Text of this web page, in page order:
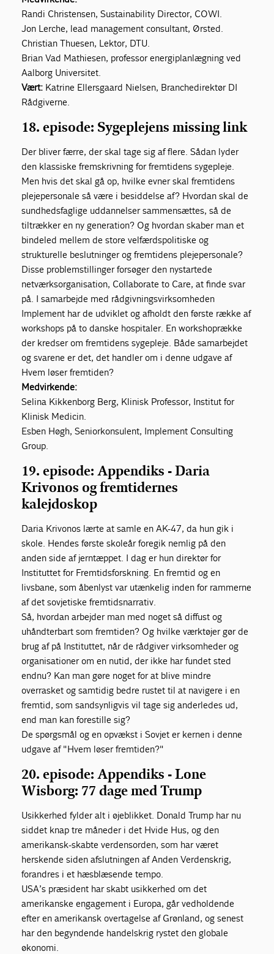
Randi Christensen, Sustainability Director, COWI.
Jon Lerche, lead management consultant, Ørsted.
Christian Thuesen, Lektor, DTU.
Brian Vad Mathiesen, professor energiplanlægning ved
Aalborg Universitet.
Vært: Katrine Ellersgaard Nielsen, Branchedirektør DI
Rådgiverne.
18. episode: Sygeplejens missing link
Der bliver færre, der skal tage sig af flere. Sådan lyder
den klassiske fremskrivning for fremtidens sygepleje.
Men hvis det skal gå op, hvilke evner skal fremtidens
plejepersonale så være i besiddelse af? Hvordan skal de
sundhedsfaglige uddannelser sammensættes, så de
tiltrækker en ny generation? Og hvordan skaber man et
bindeled mellem de store velfærdspolitiske og
strukturelle beslutninger og fremtidens plejepersonale?
Disse problemstillinger forsøger den nystartede
netværksorganisation, Collaborate to Care, at finde svar
på. I samarbejde med rådgivningsvirksomheden
Implement har de udviklet og afholdt den første række af
workshops på to danske hospitaler. En workshoprække
der kredser om fremtidens sygepleje. Både samarbejdet
og svarene er det, det handler om i denne udgave af
Hvem løser fremtiden?
Medvirkende:
Selina Kikkenborg Berg, Klinisk Professor, Institut for
Klinisk Medicin.
Esben Høgh, Seniorkonsulent, Implement Consulting
Group.
19. episode:Appendiks - Daria
Krivonos og fremtidernes
kalejdoskop
Daria Krivonos lærte at samle en AK-47, da hun gik i
skole. Hendes første skoleår foregik nemlig på den
anden side af jerntæppet. I dag er hun direktør for
Instituttet for Fremtidsforskning. En fremtid og en
livsbane, som åbenlyst var utænkelig inden for rammerne
af det sovjetiske fremtidsnarrativ.
Så, hvordan arbejder man med noget så diffust og
uhåndterbart som fremtiden? Og hvilke værktøjer gør de
brug af på Instituttet, når de rådgiver virksomheder og
organisationer om en nutid, der ikke har fundet sted
endnu? Kan man gøre noget for at blive mindre
overrasket og samtidig bedre rustet til at navigere i en
fremtid, som sandsynligvis vil tage sig anderledes ud,
end man kan forestille sig?
De spørgsmål og en opvækst i Sovjet er kernen i denne
udgave af "Hvem løser fremtiden?"
20. episode:Appendiks -Lone
Wisborg: 77 dage med Trump
Usikkerhed fylder alt i øjeblikket. Donald Trump har nu
siddet knap tre måneder i det Hvide Hus, og den
amerikansk-skabte verdensorden, som har været
herskende siden afslutningen af Anden Verdenskrig,
forandres i et hæsblæsende tempo.
USA’s præsident har skabt usikkerhed om det
amerikanske engagement i Europa, går vedholdende
efter en amerikansk overtagelse af Grønland, og senest
har den begyndende handelskrig rystet den globale
økonomi.